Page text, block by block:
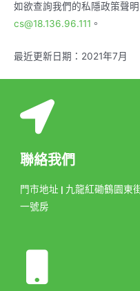
如欲查詢我們的私隱政策聲
cs@18.136.96.111 。
最近更新日期：2021年7月
聯絡我們
門市地址 | 九龍紅磡鶴園東
一號房